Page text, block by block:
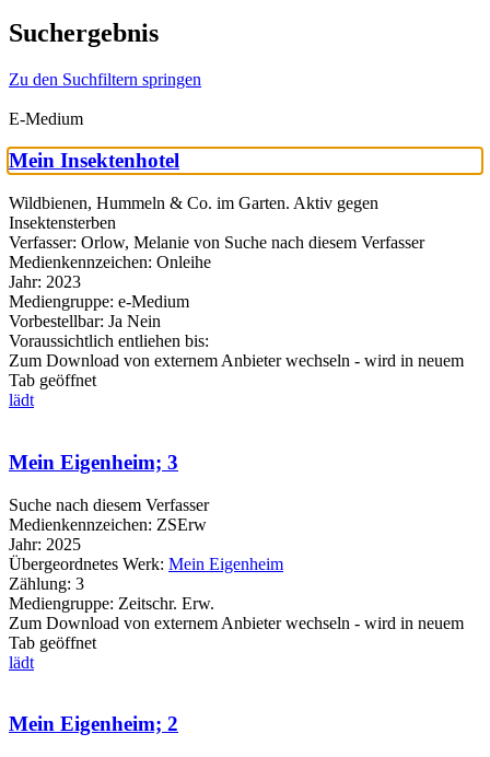
Suchergebnis
Zu den Suchfiltern springen
E-Medium
Mein Insektenhotel
Wildbienen, Hummeln & Co. im Garten. Aktiv gegen
Insektensterben
Verfasser: Orlow, Melanie von Suche nach diesem Verfasser
Medienkennzeichen: Onleihe
Jahr: 2023
Mediengruppe: e-Medium
Vorbestellbar: Ja Nein
Voraussichtlich entliehen bis:
Zum Download von externem Anbieter wechseln - wird in neuem
Tab geöffnet
lädt
Mein Eigenheim; 3
Suche nach diesem Verfasser
Medienkennzeichen: ZSErw
Jahr: 2025
Übergeordnetes Werk: Mein Eigenheim
Zählung: 3
Mediengruppe: Zeitschr. Erw.
Zum Download von externem Anbieter wechseln - wird in neuem
Tab geöffnet
lädt
Mein Eigenheim; 2